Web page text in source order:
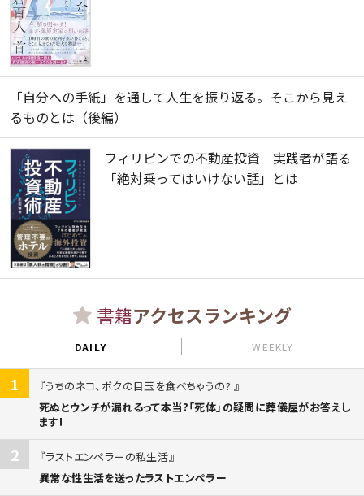
「自分への手紙」を通して人生を振り返る。そこから見え
るものとは（後編）
フィリピンでの不動産投資 実践者が語る
「絶対乗ってはいけない話」とは
書籍アクセスランキング
DAILY WEEKLY
1
うちのネコ、ボクの目玉を食べちゃうの?
死ぬとウンチが漏れるって本当?「死体」の疑問に葬儀屋がお答えし
ます!
2
ラストエンペラーの私生活
異常な性生活を送ったラストエンペラー